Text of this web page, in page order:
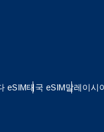
eSIM태국 eSIM말레이시